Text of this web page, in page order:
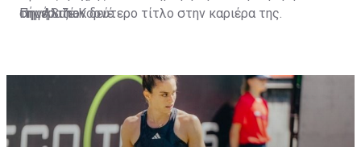
σήμερα τον δεύτερο τίτλο στην καριέρα της.
την Αλιζέ Κορνέ.
Πηγή:Sdna